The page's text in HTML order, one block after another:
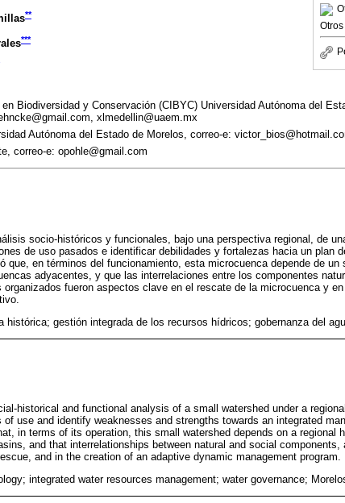
Otros
**
***
Biodiversidad y Conservación (CIBYC) Universidad Autónoma del
xlmedellin@uaem.mx
Autónoma del Estado de Morelos, correo-e:
correo-e: opohle@gmail.com
socio-históricos y funcionales, bajo una perspectiva regional, de
de uso pasados e identificar debilidades y fortalezas hacia un plan
que, en términos del funcionamiento, esta microcuenca depende de un
adyacentes, y que las interrelaciones entre los componentes
fueron aspectos clave en el rescate de la microcuenca y
histórica; gestión integrada de los recursos hídricos; gobernanza del
historical and functional analysis of a small watershed under a
use and identify weaknesses and strengths towards an integrated
in terms of its operation, this small watershed depends on a regional
and that interrelationships between natural and social
and in the creation of an adaptive dynamic management program.
integrated water resources management; water governance;